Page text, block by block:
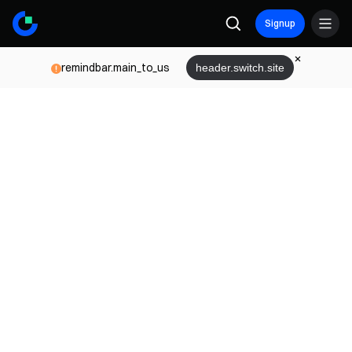
Signup
remindbar.main_to_us header.switch.site